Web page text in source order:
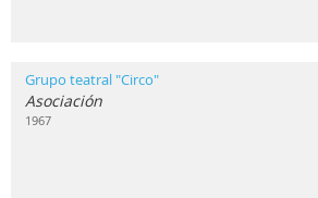
Grupo teatral "Circo"
Asociación
1967